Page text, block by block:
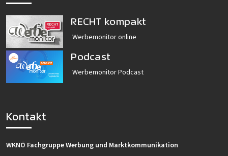
RECHT kompakt
Werbemonitor online
Podcast
Werbemonitor Podcast
Kontakt
WKNÖ Fachgruppe Werbung und Marktkommunikation